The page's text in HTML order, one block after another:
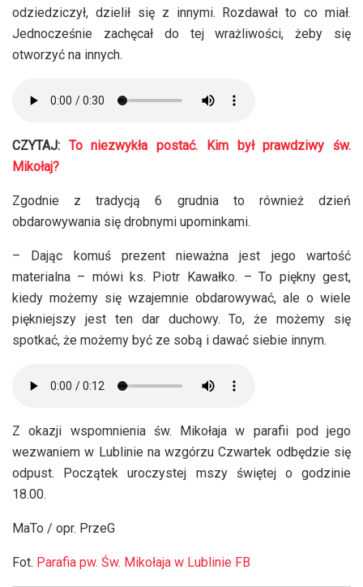
odziedziczył, dzielił się z innymi. Rozdawał to co miał.
Jednocześnie zachęcał do tej wrażliwości, żeby się
otworzyć na innych.
CZYTAJ: To niezwykła postać. Kim był prawdziwy św.
Mikołaj?
Zgodnie z tradycją 6 grudnia to również dzień
obdarowywania się drobnymi upominkami.
– Dając komuś prezent nieważna jest jego wartość
materialna – mówi ks. Piotr Kawałko. – To piękny gest,
kiedy możemy się wzajemnie obdarowywać, ale o wiele
piękniejszy jest ten dar duchowy. To, że możemy się
spotkać, że możemy być ze sobą i dawać siebie innym.
Z okazji wspomnienia św. Mikołaja w parafii pod jego
wezwaniem w Lublinie na wzgórzu Czwartek odbędzie się
odpust. Początek uroczystej mszy świętej o godzinie
18.00.
MaTo / opr. PrzeG
Fot. Parafia pw. Św. Mikołaja w Lublinie FB